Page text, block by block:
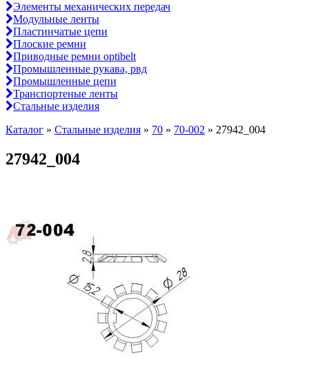
Элементы механических передач
Модульные ленты
Пластинчатые цепи
Плоские ремни
Приводные ремни optibelt
Промышленные рукава, рвд
Промышленные цепи
Транспортеные ленты
Стальные изделия
Каталог » Стальные изделия » 70 » 70-002 » 27942_004
27942_004